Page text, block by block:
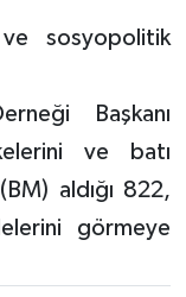
ve sosyopolitik
Başkanı
ve batı
aldığı 822,
görmeye